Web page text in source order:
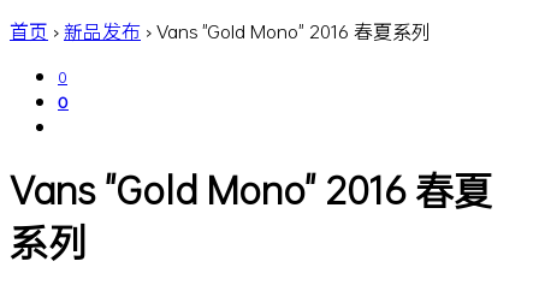
首页 ›新品发布 ›Vans "Gold Mono" 2016 春夏系列
0
0
Vans "Gold Mono" 2016 春夏
系列